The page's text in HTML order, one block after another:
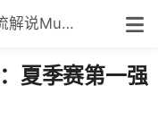
英文流解说Munchables：夏季赛第一强队是RNG！
夏季赛第一强